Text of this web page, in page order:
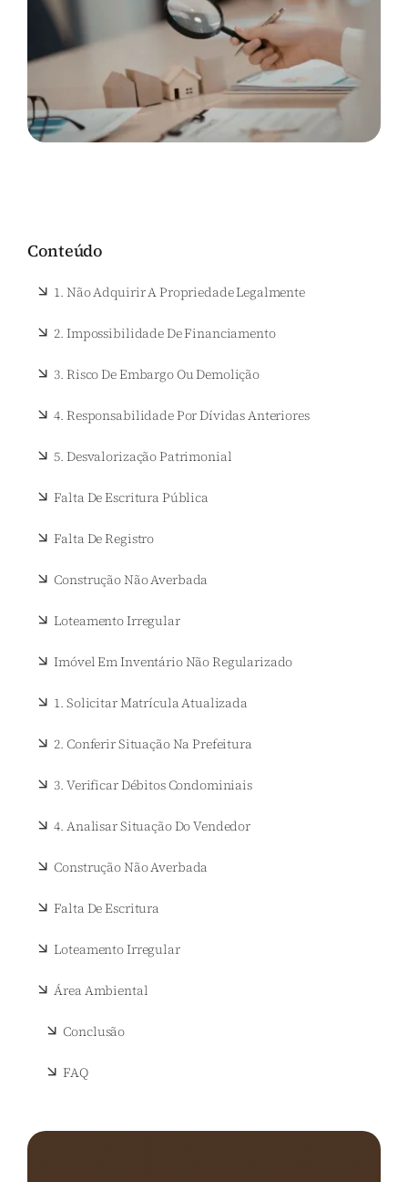
Conteúdo
1. Não Adquirir A Propriedade Legalmente
2. Impossibilidade De Financiamento
3. Risco De Embargo Ou Demolição
4. Responsabilidade Por Dívidas Anteriores
5. Desvalorização Patrimonial
Falta De Escritura Pública
Falta De Registro
Construção Não Averbada
Loteamento Irregular
Imóvel Em Inventário Não Regularizado
1. Solicitar Matrícula Atualizada
2. Conferir Situação Na Prefeitura
3. Verificar Débitos Condominiais
4. Analisar Situação Do Vendedor
Construção Não Averbada
Falta De Escritura
Loteamento Irregular
Área Ambiental
Conclusão
FAQ